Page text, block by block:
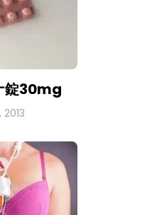
錠30mg
2013